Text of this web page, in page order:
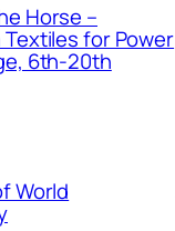
Horse –
for Power
6th-20th
World